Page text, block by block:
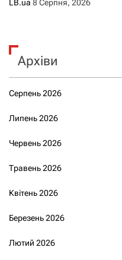
LB.ua 8 Серпня, 2026
Архіви
Серпень 2026
Липень 2026
Червень 2026
Травень 2026
Квітень 2026
Березень 2026
Лютий 2026